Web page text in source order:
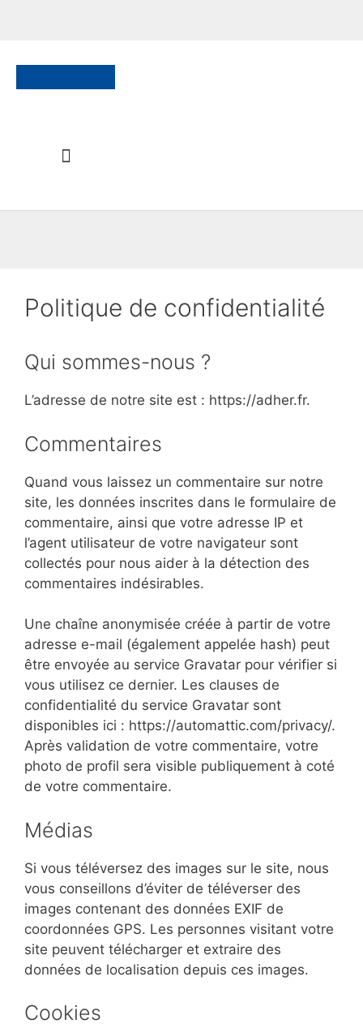
Politique de confidentialité
Qui sommes-nous ?
L’adresse de notre site est : https://adher.fr.
Commentaires
Quand vous laissez un commentaire sur notre
site, les données inscrites dans le formulaire de
commentaire, ainsi que votre adresse IP et
l’agent utilisateur de votre navigateur sont
collectés pour nous aider à la détection des
commentaires indésirables.
Une chaîne anonymisée créée à partir de votre
adresse e-mail (également appelée hash) peut
être envoyée au service Gravatar pour vérifier si
vous utilisez ce dernier. Les clauses de
confidentialité du service Gravatar sont
disponibles ici : https://automattic.com/privacy/.
Après validation de votre commentaire, votre
photo de profil sera visible publiquement à coté
de votre commentaire.
Médias
Si vous téléversez des images sur le site, nous
vous conseillons d’éviter de téléverser des
images contenant des données EXIF de
coordonnées GPS. Les personnes visitant votre
site peuvent télécharger et extraire des
données de localisation depuis ces images.
Cookies